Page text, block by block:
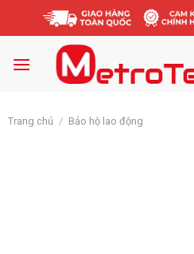
Trang chủ / Bảo hộ lao động